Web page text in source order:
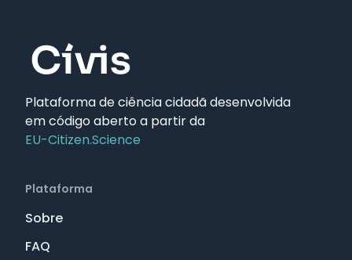
Plataforma de ciência cidadã desenvolvida
em código aberto a partir da
EU-Citizen.Science
Plataforma
Sobre
FAQ